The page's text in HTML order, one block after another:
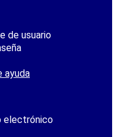
de usuario
ayuda
electrónico